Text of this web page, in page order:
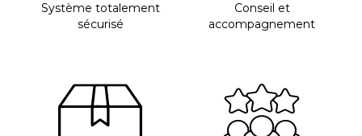
Système totalement
sécurisé
Conseil et
accompagnement